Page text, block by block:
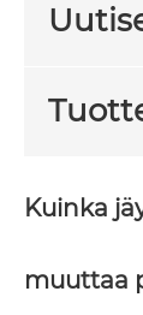
Kuinka
muuttaa